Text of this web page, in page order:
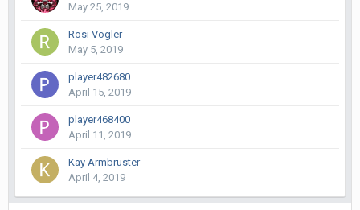
May 25, 2019
Rosi Vogler
May 5, 2019
player482680
April 15, 2019
player468400
April 11, 2019
Kay Armbruster
April 4, 2019